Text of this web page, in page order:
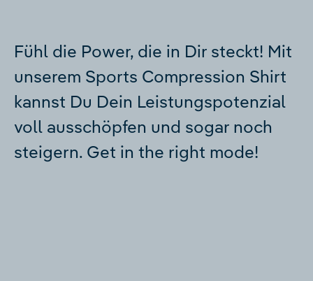
Fühl die Power, die in Dir steckt! Mit
unserem Sports Compression Shirt
kannst Du Dein Leistungspotenzial
voll ausschöpfen und sogar noch
steigern. Get in the right mode!